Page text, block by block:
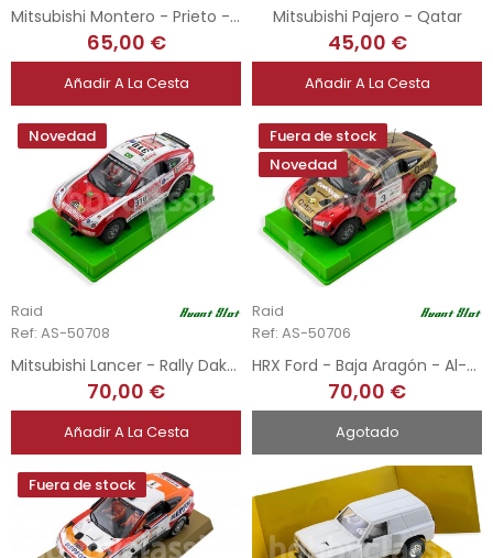
Mitsubishi Montero - Prieto - Dakar 2001
65,00 €
Añadir A La Cesta
Mitsubishi Pajero - Qatar
45,00 €
Añadir A La Cesta
Novedad
Raid
Ref: AS-50708
Mitsubishi Lancer - Rally Dakar 2012
70,00 €
Añadir A La Cesta
Fuera de stock
Novedad
Raid
Ref: AS-50706
HRX Ford - Baja Aragón - Al-Attiyah
70,00 €
Agotado
Fuera de stock